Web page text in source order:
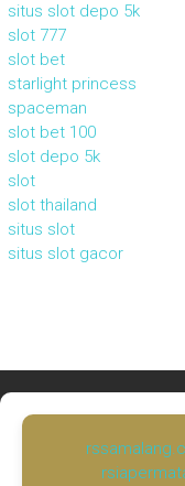
situs slot depo 5k
slot 777
slot bet
starlight princess
spaceman
slot bet 100
slot depo 5k
slot
slot thailand
situs slot
situs slot gacor